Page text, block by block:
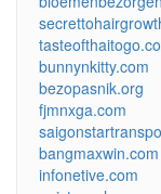
bunnynkitty.com
bezopasnik.org
fjmnxga.com
bangmaxwin.com
infonetive.com